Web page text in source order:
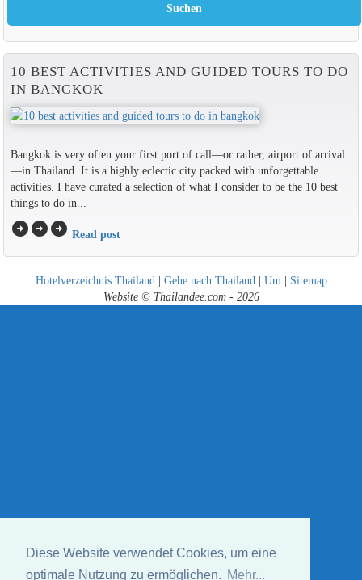
Diese Website verwendet Cookies, um eine
optimale Nutzung zu ermöglichen. Mehr...
10 BEST ACTIVITIES AND GUIDED TOURS TO DO
IN BANGKOK
Bangkok is very often your first port of call—or rather, airport of arrival
—in Thailand. It is a highly eclectic city packed with unforgettable
activities. I have curated a selection of what I consider to be the 10 best
things to do in...
arrow_circle_rightarrow_circle_rightarrow_circle_right Read post
Hotelverzeichnis Thailand | Gehe nach Thailand | Um | Sitemap
Website © Thailandee.com - 2026